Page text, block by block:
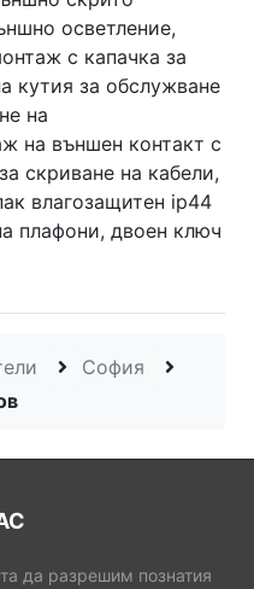
София
да разрешим познатия